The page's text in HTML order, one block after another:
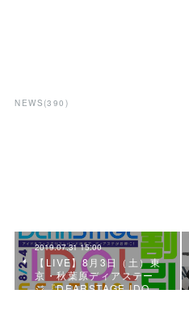
NEWS (390 )
2019.07.31 15:00
【LIVE】8月3日（土）東
京・秋葉原ディアステー
ジ『DEARSTAGE IDO…